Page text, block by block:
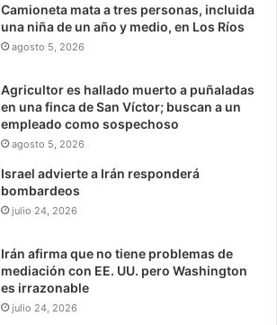
Camioneta mata a tres personas, incluida
una niña de un año y medio, en Los Ríos
agosto 5, 2026
Agricultor es hallado muerto a puñaladas
en una finca de San Víctor; buscan a un
empleado como sospechoso
agosto 5, 2026
Israel advierte a Irán responderá
bombardeos
julio 24, 2026
Irán afirma que no tiene problemas de
mediación con EE. UU. pero Washington
es irrazonable
julio 24, 2026